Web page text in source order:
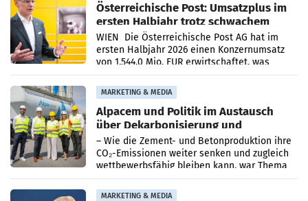
Österreichische Post: Umsatzplus im
ersten Halbjahr trotz schwachem
Briefgeschäft
WIEN Die Österreichische Post AG hat im
ersten Halbjahr 2026 einen Konzernumsatz
von 1.544,0 Mio. EUR erwirtschaftet, was
einem Plus von 3,8 Prozent gegenüber dem
Vergleichszeitraum
MARKETING & MEDIA
Alpacem und Politik im Austausch
über Dekarbonisierung und
Energiepreise
– Wie die Zement- und Betonproduktion ihre
CO₂-Emissionen weiter senken und zugleich
wettbewerbsfähig bleiben kann, war Thema
eines Treffens zwischen Staatssekretärin
Elisabeth
MARKETING & MEDIA